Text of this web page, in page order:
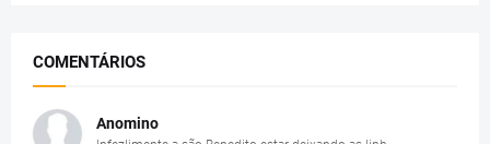
COMENTÁRIOS
Anomino